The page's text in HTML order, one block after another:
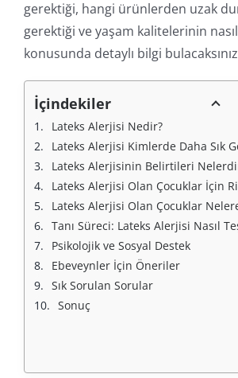
gerektiği, hangi ürünlerden uzak
gerektiği ve yaşam kalitelerinin
konusunda detaylı bilgi
İçindekiler
Lateks Alerjisi Nedir?
Lateks Alerjisi Kimlerde Daha Sık
Lateks Alerjisinin Belirtileri
Lateks Alerjisi Olan Çocuklar İçin
Lateks Alerjisi Olan Çocuklar
Tanı Süreci: Lateks Alerjisi Nasıl
Psikolojik ve Sosyal Destek
Ebeveynler İçin Öneriler
Sık Sorulan Sorular
Sonuç